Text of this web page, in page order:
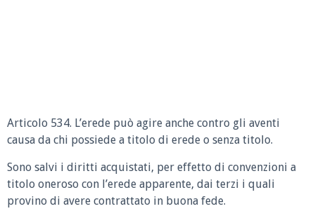
Articolo 534. L’erede può agire anche contro gli aventi
causa da chi possiede a titolo di erede o senza titolo.
Sono salvi i diritti acquistati, per effetto di convenzioni a
titolo oneroso con l’erede apparente, dai terzi i quali
provino di avere contrattato in buona fede.